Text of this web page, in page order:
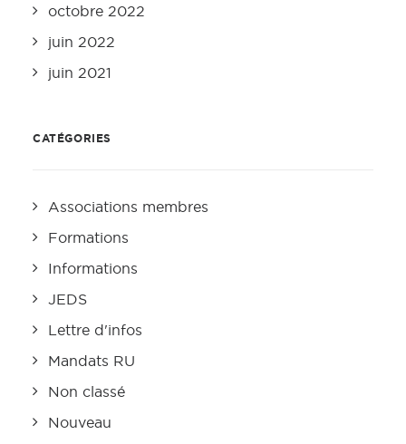
octobre 2022
juin 2022
juin 2021
CATÉGORIES
Associations membres
Formations
Informations
JEDS
Lettre d'infos
Mandats RU
Non classé
Nouveau